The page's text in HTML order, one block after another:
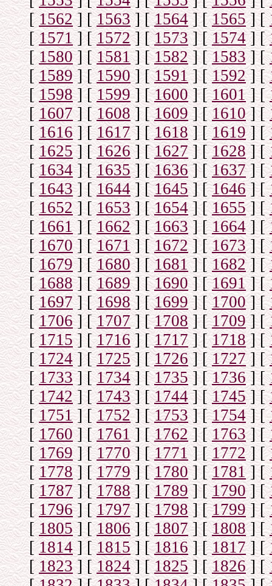
[1562] [1563] [1564] [1565] [
[1571] [1572] [1573] [1574] [
[1580] [1581] [1582] [1583] [
[1589] [1590] [1591] [1592] [
[1598] [1599] [1600] [1601] [
[1607] [1608] [1609] [1610] [
[1616] [1617] [1618] [1619] [
[1625] [1626] [1627] [1628] [
[1634] [1635] [1636] [1637] [
[1643] [1644] [1645] [1646] [
[1652] [1653] [1654] [1655] [
[1661] [1662] [1663 ] [1664] [
[1670] [1671] [1672] [1673] [
[1679] [1680] [1681] [1682] [
[1688] [1689] [1690] [1691] [
[1697] [1698] [1699] [1700] [
[1706] [1707] [1708 ] [1709] [
[1715] [1716] [1717] [1718] [
[1724] [1725] [1726] [1727] [
[1733] [1734] [1735] [1736] [
[1742] [1743] [1744] [1745] [
[1751] [1752] [1753] [1754] [
[1760] [1761] [1762] [1763] [
[1769] [1770] [1771 ] [1772] [
[1778] [1779] [1780] [1781] [
[1787] [1788] [1789] [1790] [
[1796] [1797] [1798] [1799] [
[1805] [1806] [1807] [1808] [
[1814] [1815] [1816 ] [1817] [
[1823] [1824] [1825] [1826] [